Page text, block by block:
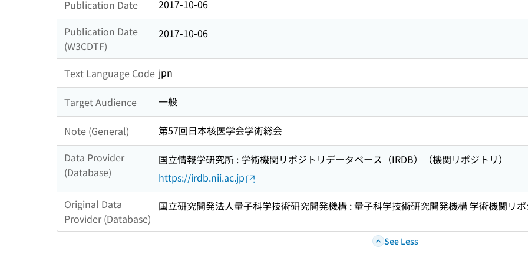
Publication Date
2017-10-06
Publication Date
(W3CDTF)
2017-10-06
Text Language Code jpn
Target Audience 一般
Note (General)
第57回日本核医学会学術総会
Data Provider
(Database)
国立情報学研究所 : 学術機関リポジトリデータベース（IRDB）（機関リポジトリ）
https://irdb.nii.ac.jp
Original Data
Provider (Database)
国立研究開発法人量子科学技術研究開発機構 : 量子科学技術研究開発機構 学術機関リ
See Less